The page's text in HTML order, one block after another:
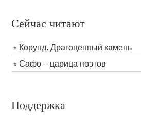
Сейчас читают
Корунд. Драгоценный камень
Сафо – царица поэтов
Поддержка